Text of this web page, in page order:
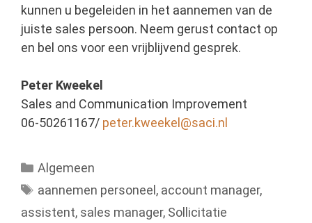
kunnen u begeleiden in het aannemen van de
juiste sales persoon. Neem gerust contact op
en bel ons voor een vrijblijvend gesprek.
Peter Kweekel
Sales and Communication Improvement
06-50261167/ peter.kweekel@saci.nl
Categorieën
Algemeen
Tags
aannemen personeel , account manager,
assistent, sales manager, Sollicitatie